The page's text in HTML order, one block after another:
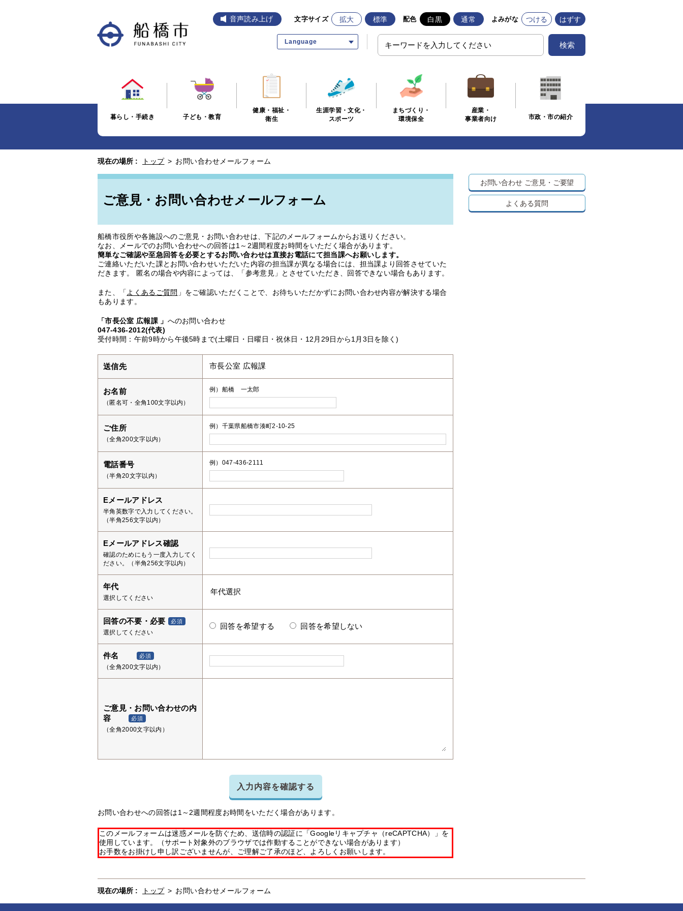
音声読み上げ 文字サイズ 拡大 標準 配色 白黒 通常 よみがな つける はずす
Language 検索
暮らし・手続き 子ども・教育
健康・福祉・
衛生
生涯学習・文化・
スポーツ
まちづくり・
環境保全
産業・
事業者向け
市政・市の紹介
現在の場所 : トップ > お問い合わせメールフォーム
ご意見・お問い合わせメールフォーム
船橋市役所や各施設へのご意見・お問い合わせは、下記のメールフォームからお送りください。
なお、メールでのお問い合わせへの回答は1～2週間程度お時間をいただく場合があります。
簡単なご確認や至急回答を必要とするお問い合わせは直接お電話にて担当課へお願いします。
ご連絡いただいた課とお問い合わせいただいた内容の担当課が異なる場合には、担当課より回答させていた
だきます。 匿名の場合や内容によっては、「参考意見」とさせていただき、回答できない場合もあります。
また、「 よくあるご質問 」をご確認いただくことで、お待ちいただかずにお問い合わせ内容が解決する場合
もあります。
「市長公室 広報課 」 へのお問い合わせ
047-436-2012(代表)
受付時間：午前9時から午後5時まで(土曜日・日曜日・祝休日・12月29日から1月3日を除く)
送信先 市長公室 広報課
お名前
（匿名可・全角100文字以内）
例）船橋 一太郎
ご住所
（全角200文字以内）
例）千葉県船橋市湊町2-10-25
電話番号
（半角20文字以内）
例）047-436-2111
Eメールアドレス
半角英数字で入力してください。
（半角256文字以内）
Eメールアドレス確認
確認のためにもう一度入力してく
ださい。（半角256文字以内）
年代
選択してください
回答の不要・必要 必須
選択してください
回答を希望する 回答を希望しない
件名 必須
（全角200文字以内）
ご意見・お問い合わせの内
容
必須
（全角2000文字以内）
入力内容を確認する
お問い合わせへの回答は1～2週間程度お時間をいただく場合があります。
このメールフォームは迷惑メールを防ぐため、送信時の認証に「Googleリキャプチャ（reCAPTCHA）」を
使用しています。（サポート対象外のブラウザでは作動することができない場合があります）
お手数をお掛けし申し訳ございませんが、ご理解ご了承のほど、よろしくお願いします。
お問い合わせ ご意見・ご要望
よくある質問
現在の場所 : トップ > お問い合わせメールフォーム